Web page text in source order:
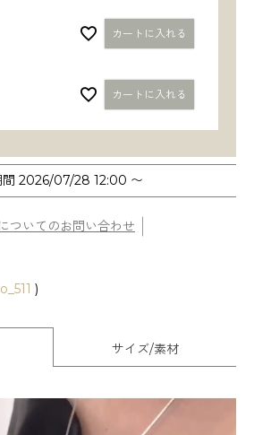
カートに入れる
カートに入れる
2026/07/28 12:00 〜
ついてのお問い合わせ
)
サイズ/素材